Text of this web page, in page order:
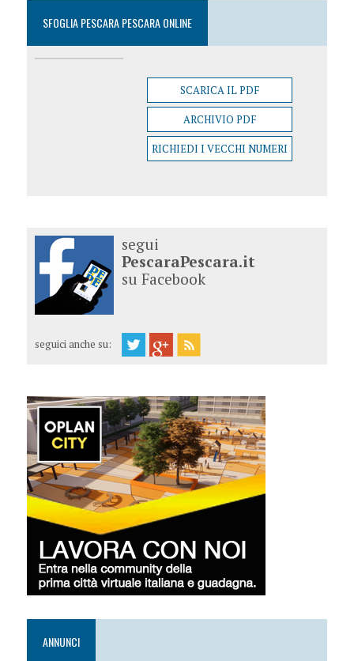
SFOGLIA PESCARA PESCARA ONLINE
SCARICA IL PDF
ARCHIVIO PDF
RICHIEDI I VECCHI NUMERI
segui
PescaraPescara.it
su Facebook
seguici anche su:
ANNUNCI